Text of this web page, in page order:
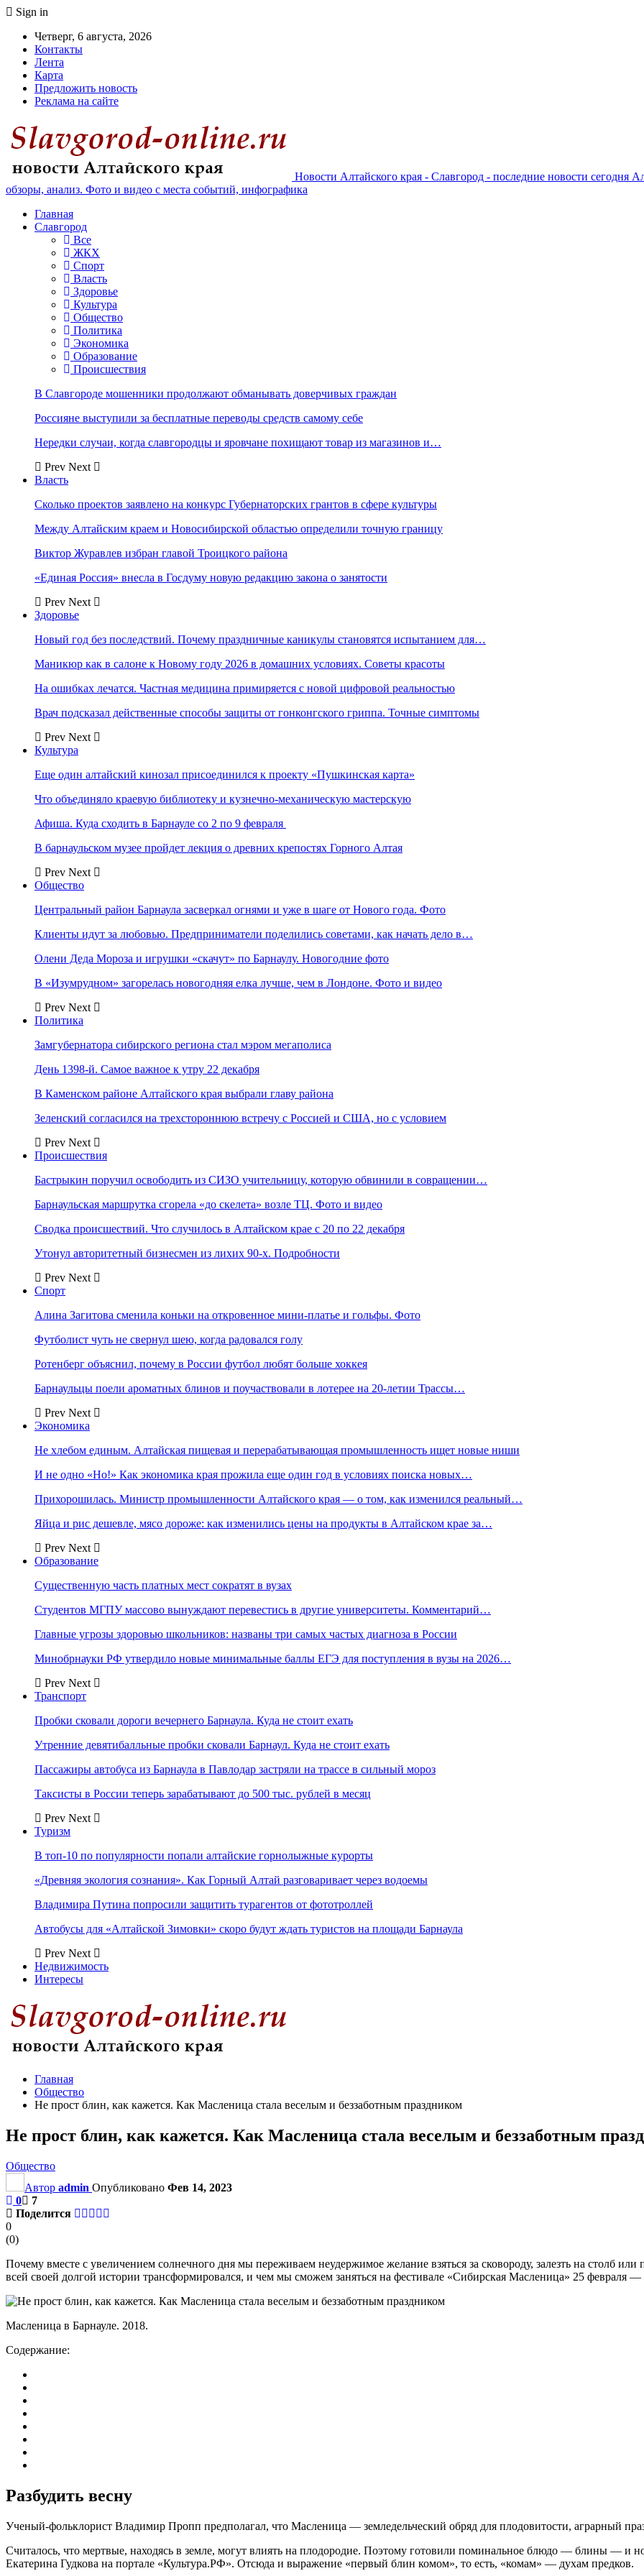
Sign in
Четверг, 6 августа, 2026
Контакты
Лента
Карта
Предложить новость
Реклама на сайте
Новости Алтайского края - Славгород - последние новости сегодня
обзоры, анализ. Фото и видео с места событий, инфографика
Главная
Славгород
Все
ЖКХ
Спорт
Власть
Здоровье
Культура
Общество
Политика
Экономика
Образование
Происшествия
В Славгороде мошенники продолжают обманывать доверчивых граждан
Россияне выступили за бесплатные переводы средств самому себе
Нередки случаи, когда славгородцы и яровчане похищают товар из магазинов и…
Prev Next
Власть
Сколько проектов заявлено на конкурс Губернаторских грантов в сфере культуры
Между Алтайским краем и Новосибирской областью определили точную границу
Виктор Журавлев избран главой Троицкого района
«Единая Россия» внесла в Госдуму новую редакцию закона о занятости
Prev Next
Здоровье
Новый год без последствий. Почему праздничные каникулы становятся испытанием для…
Маникюр как в салоне к Новому году 2026 в домашних условиях. Советы красоты
На ошибках лечатся. Частная медицина примиряется с новой цифровой реальностью
Врач подсказал действенные способы защиты от гонконгского гриппа. Точные симптомы
Prev Next
Культура
Еще один алтайский кинозал присоединился к проекту «Пушкинская карта»
Что объединяло краевую библиотеку и кузнечно-механическую мастерскую
Афиша. Куда сходить в Барнауле со 2 по 9 февраля
В барнаульском музее пройдет лекция о древних крепостях Горного Алтая
Prev Next
Общество
Центральный район Барнаула засверкал огнями и уже в шаге от Нового года. Фото
Клиенты идут за любовью. Предприниматели поделились советами, как начать дело в…
Олени Деда Мороза и игрушки «скачут» по Барнаулу. Новогодние фото
В «Изумрудном» загорелась новогодняя елка лучше, чем в Лондоне. Фото и видео
Prev Next
Политика
Замгубернатора сибирского региона стал мэром мегаполиса
День 1398-й. Самое важное к утру 22 декабря
В Каменском районе Алтайского края выбрали главу района
Зеленский согласился на трехстороннюю встречу с Россией и США, но с условием
Prev Next
Происшествия
Бастрыкин поручил освободить из СИЗО учительницу, которую обвинили в совращении…
Барнаульская маршрутка сгорела «до скелета» возле ТЦ. Фото и видео
Сводка происшествий. Что случилось в Алтайском крае с 20 по 22 декабря
Утонул авторитетный бизнесмен из лихих 90-х. Подробности
Prev Next
Спорт
Алина Загитова сменила коньки на откровенное мини-платье и гольфы. Фото
Футболист чуть не свернул шею, когда радовался голу
Ротенберг объяснил, почему в России футбол любят больше хоккея
Барнаульцы поели ароматных блинов и поучаствовали в лотерее на 20-летии Трассы…
Prev Next
Экономика
Не хлебом единым. Алтайская пищевая и перерабатывающая промышленность ищет новые ниши
И не одно «Но!» Как экономика края прожила еще один год в условиях поиска новых…
Прихорошилась. Министр промышленности Алтайского края — о том, как изменился реальный…
Яйца и рис дешевле, мясо дороже: как изменились цены на продукты в Алтайском крае за…
Prev Next
Образование
Существенную часть платных мест сократят в вузах
Студентов МГПУ массово вынуждают перевестись в другие университеты. Комментарий…
Главные угрозы здоровью школьников: названы три самых частых диагноза в России
Минобрнауки РФ утвердило новые минимальные баллы ЕГЭ для поступления в вузы на 2026…
Prev Next
Транспорт
Пробки сковали дороги вечернего Барнаула. Куда не стоит ехать
Утренние девятибалльные пробки сковали Барнаул. Куда не стоит ехать
Пассажиры автобуса из Барнаула в Павлодар застряли на трассе в сильный мороз
Таксисты в России теперь зарабатывают до 500 тыс. рублей в месяц
Prev Next
Туризм
В топ-10 по популярности попали алтайские горнолыжные курорты
«Древняя экология сознания». Как Горный Алтай разговаривает через водоемы
Владимира Путина попросили защитить турагентов от фототроллей
Автобусы для «Алтайской Зимовки» скоро будут ждать туристов на площади Барнаула
Prev Next
Недвижимость
Интересы
Главная
Общество
Не прост блин, как кажется. Как Масленица стала веселым и беззаботным праздником
Не прост блин, как кажется. Как Масленица стала веселым и беззаботным
Общество
Автор admin Опубликовано Фев 14, 2023
0
7
Поделится
0
(0)
Почему вместе с увеличением солнечного дня мы переживаем неудержимое желание взяться за сковороду, залезть на столб
всей своей долгой истории трансформировался, и чем мы сможем заняться на фестивале «Сибирская Масленица» 25 февраля —
Масленица в Барнауле. 2018.
Содержание:
Разбудить весну
Ученый-фольклорист Владимир Пропп предполагал, что Масленица — земледельческий обряд для плодовитости, аграрный
Считалось, что мертвые, находясь в земле, могут влиять на плодородие. Поэтому готовили поминальное блюдо — блины — и
Екатерина Гудкова на портале «Культура.РФ». Отсюда и выражение «первый блин комом», то есть, «комам» — духам предков.